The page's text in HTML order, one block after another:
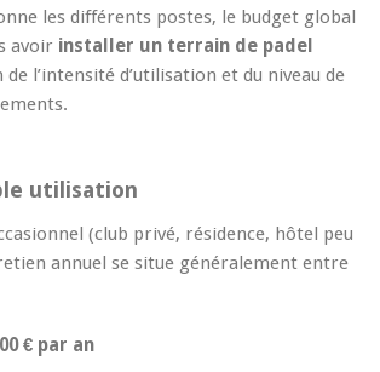
les différents postes, le budget global
avoir installer un terrain de padel
l’intensité d’utilisation et du niveau de
utilisation
(club privé, résidence, hôtel peu
annuel se situe généralement entre
€ par an